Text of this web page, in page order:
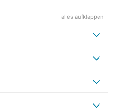
alles aufklappen